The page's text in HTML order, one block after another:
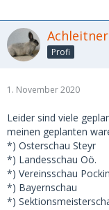
Achleitner
Profi
1. November 2020
Leider sind viele
meinen geplanten
*) Osterschau Steyr
*) Landesschau Oö.
*) Vereinsschau
*) Bayernschau
*)